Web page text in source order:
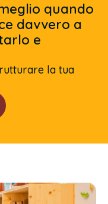
quando
davvero a
e
la tua